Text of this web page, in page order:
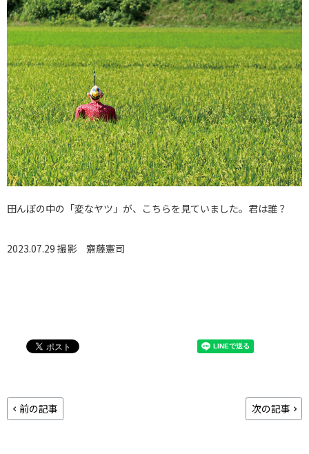
田んぼの中の「変なヤツ」が、こちらを見ていました。君は誰？
2023.07.29 撮影 齋藤憲司
前の記事 次の記事